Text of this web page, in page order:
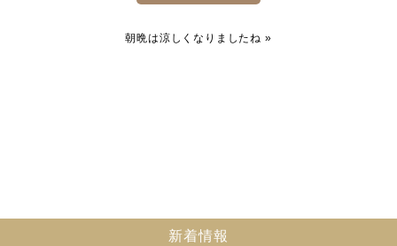
朝晩は涼しくなりましたね »
新着情報